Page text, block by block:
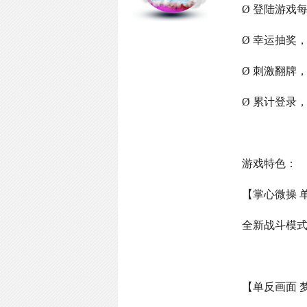
Ø 登陆游戏
Ø 幸运抽奖
Ø 刺激翻牌
Ø 累计登录
游戏特色：
【掌心微操
全新战斗模
【单反画面